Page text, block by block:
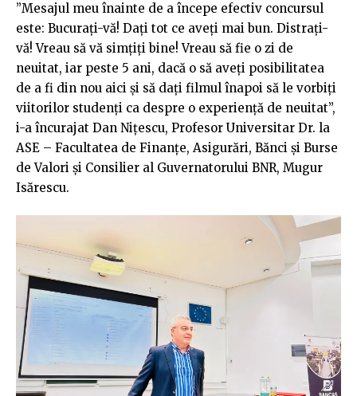
”Mesajul meu înainte de a începe efectiv concursul
este: Bucurați-vă! Dați tot ce aveți mai bun. Distrați-
vă! Vreau să vă simțiți bine! Vreau să fie o zi de
neuitat, iar peste 5 ani, dacă o să aveți posibilitatea
de a fi din nou aici și să dați filmul înapoi să le vorbiți
viitorilor studenți ca despre o experiență de neuitat”,
i-a încurajat Dan Nițescu, Profesor Universitar Dr. la
ASE – Facultatea de Finanțe, Asigurări, Bănci și Burse
de Valori și Consilier al Guvernatorului BNR, Mugur
Isărescu.